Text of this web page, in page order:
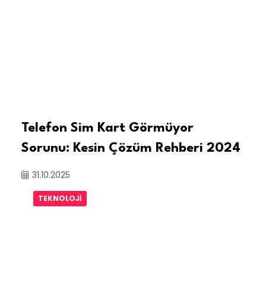
Telefon Sim Kart Görmüyor
Sorunu: Kesin Çözüm Rehberi 2024
31.10.2025
TEKNOLOJI